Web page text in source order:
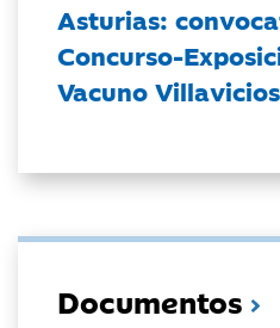
Asturias:
Concurso-
Vacuno
Documentos